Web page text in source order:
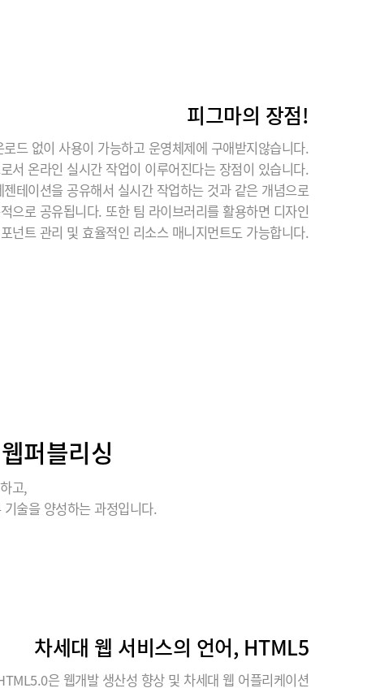
피그마의 장점!
드 없이 사용이 가능하고 운영체제에 구애받지않습니다.
서 온라인 실시간 작업이 이루어진다는 장점이 있습니다.
테이션을 공유해서 실시간 작업하는 것과 같은 개념으로
으로 공유됩니다. 또한 팀 라이브러리를 활용하면 디자인
넌트 관리 및 효율적인 리소스 매니지먼트도 가능합니다.
퍼블리싱
고,
술을 양성하는 과정입니다.
차세대 웹 서비스의 언어, HTML5
은 웹개발 생산성 향상 및 차세대 웹 어플리케이션